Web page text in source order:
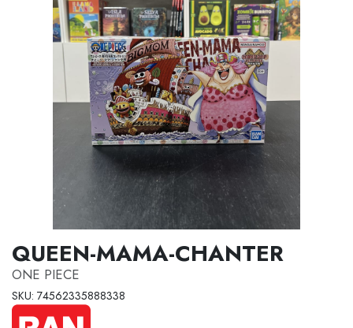
QUEEN-MAMA-CHANTER
ONE PIECE
SKU: 74562335888338